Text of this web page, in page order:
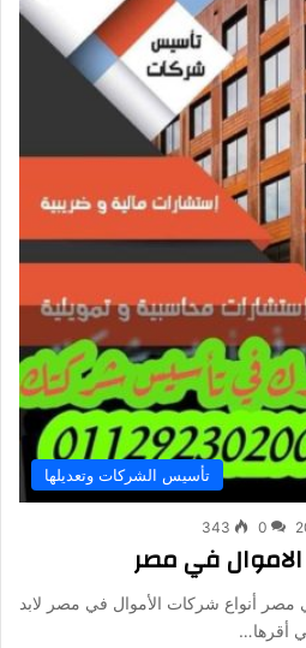
تأسيس الشركات وتعديلها
0
343
في مصر
مصر أنواع شركات الأموال في مصر لابد
أقرها…